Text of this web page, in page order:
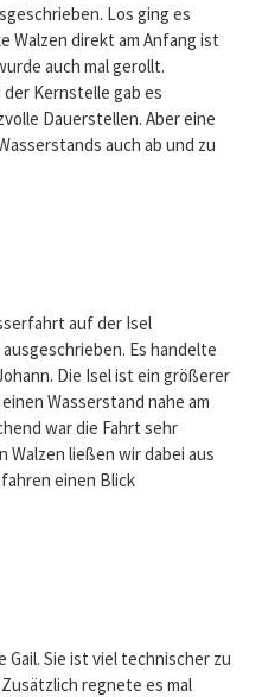
Los ging es
Walzen direkt am Anfang ist
auch mal gerollt.
Kernstelle gab es
Dauerstellen. Aber eine
auch ab und zu
auf der Isel
Es handelte
Die Isel ist ein größerer
Wasserstand nahe am
war die Fahrt sehr
ließen wir dabei aus
einen Blick
Sie ist viel technischer zu
regnete es mal